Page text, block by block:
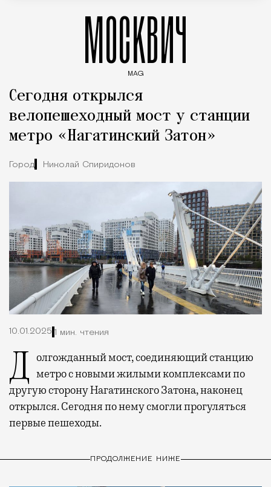
МОСКВИЧ
MAG
Сегодня открылся
велопешеходный мост у станции
метро «Нагатинский Затон»
Город Николай Спиридонов
10.01.2025 1 мин. чтения
Долгожданный мост, соединяющий станцию метро с новыми жилыми комплексами по
другую сторону Нагатинского Затона, наконец
открылся. Сегодня по нему смогли прогуляться
первые пешеходы.
ПРОДОЛЖЕНИЕ НИЖЕ